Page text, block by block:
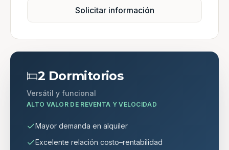
Solicitar información
2 Dormitorios
Versátil y funcional
ALTO VALOR DE REVENTA Y VELOCIDAD
Mayor demanda en alquiler
Excelente relación costo–rentabilidad